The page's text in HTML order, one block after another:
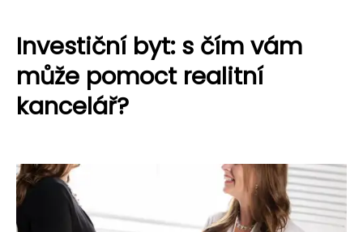
Investiční byt: s čím vám
může pomoct realitní
kancelář?